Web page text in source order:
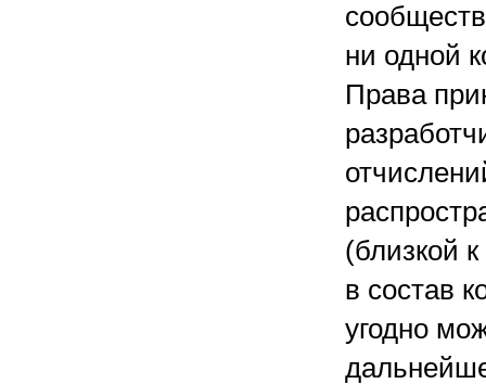
ни одной
Права
(близкой
в состав
угодно